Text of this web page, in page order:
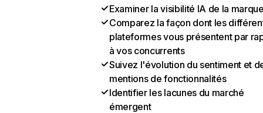
Examiner la visibilité IA de la
Comparez la façon dont les
plateformes vous présentent par
à vos concurrents
Suivez l'évolution du sentiment et
mentions de fonctionnalités
Identifier les lacunes du marché
émergent